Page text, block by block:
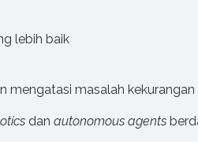
lebih baik
mengatasi masalah
dan autonomous agents